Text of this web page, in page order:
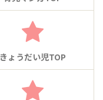
きょうだい児TOP